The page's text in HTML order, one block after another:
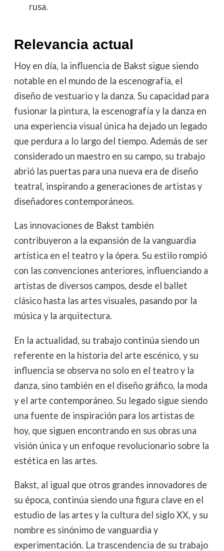
rusa.
Relevancia actual
Hoy en día, la influencia de Bakst sigue siendo
notable en el mundo de la escenografía, el
diseño de vestuario y la danza. Su capacidad para
fusionar la pintura, la escenografía y la danza en
una experiencia visual única ha dejado un legado
que perdura a lo largo del tiempo. Además de ser
considerado un maestro en su campo, su trabajo
abrió las puertas para una nueva era de diseño
teatral, inspirando a generaciones de artistas y
diseñadores contemporáneos.
Las innovaciones de Bakst también
contribuyeron a la expansión de la vanguardia
artística en el teatro y la ópera. Su estilo rompió
con las convenciones anteriores, influenciando a
artistas de diversos campos, desde el ballet
clásico hasta las artes visuales, pasando por la
música y la arquitectura.
En la actualidad, su trabajo continúa siendo un
referente en la historia del arte escénico, y su
influencia se observa no solo en el teatro y la
danza, sino también en el diseño gráfico, la moda
y el arte contemporáneo. Su legado sigue siendo
una fuente de inspiración para los artistas de
hoy, que siguen encontrando en sus obras una
visión única y un enfoque revolucionario sobre la
estética en las artes.
Bakst, al igual que otros grandes innovadores de
su época, continúa siendo una figura clave en el
estudio de las artes y la cultura del siglo XX, y su
nombre es sinónimo de vanguardia y
experimentación. La trascendencia de su trabajo